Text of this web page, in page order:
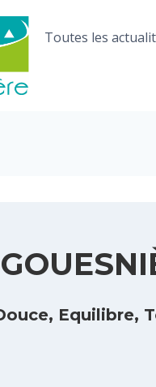
Toutes les
Equilibre,